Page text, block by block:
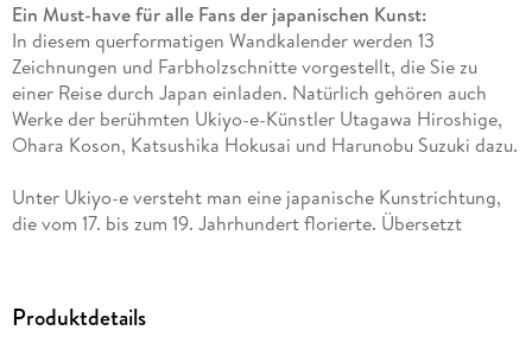
Ein Must-have für alle Fans der japanischen Kunst:
In diesem querformatigen Wandkalender werden 13
Zeichnungen und Farbholzschnitte vorgestellt, die Sie zu
einer Reise durch Japan einladen. Natürlich gehören auch
Werke der berühmten Ukiyo-e-Künstler Utagawa Hiroshige,
Ohara Koson, Katsushika Hokusai und Harunobu Suzuki dazu.
Unter Ukiyo-e versteht man eine japanische Kunstrichtung,
die vom 17. bis zum 19. Jahrhundert florierte. Übersetzt
Motiven wie schönen Frauen, Schauspielern und
Schauspielerinnen, Sumo-Kämpfern und historischen Szenen
Produktdetails